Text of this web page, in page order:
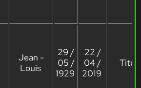
Jean -
Louis
29 /
05 /
1929
22 /
04 /
2019